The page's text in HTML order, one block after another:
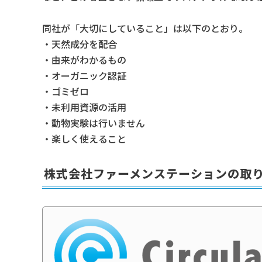
同社が「大切にしていること」は以下のとおり。
・天然成分を配合
・由来がわかるもの
・オーガニック認証
・ゴミゼロ
・未利用資源の活用
・動物実験は行いません
・楽しく使えること
株式会社ファーメンステーションの取